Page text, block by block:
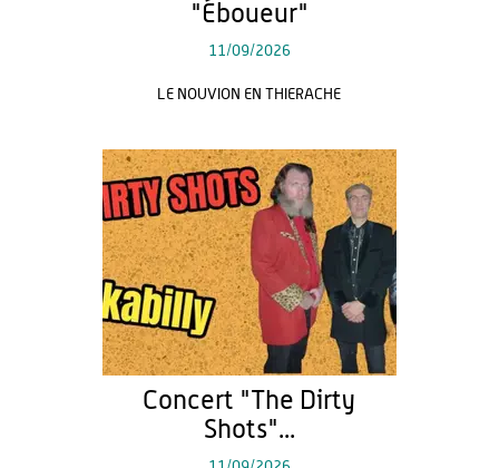
"Éboueur"
11/09/2026
LE NOUVION EN THIERACHE
Concert "The Dirty
Shots"...